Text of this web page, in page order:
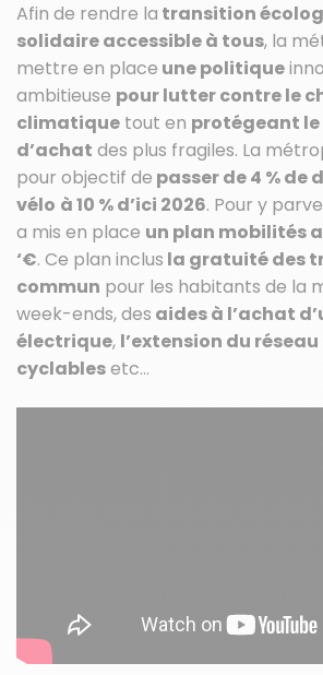
Afin de rendre la transition
solidaire accessible à tous, la
mettre en place une politique
ambitieuse pour lutter contre le
climatique tout en protégeant
d’achat des plus fragiles. La
pour objectif de passer de 4 % de
vélo à 10 % d’ici 2026. Pour y
a mis en place un plan mobilités
‘€. Ce plan inclus la gratuité des
commun pour les habitants de la
week-ends, des aides à l’achat
électrique, l’extension du
cyclablesetc…